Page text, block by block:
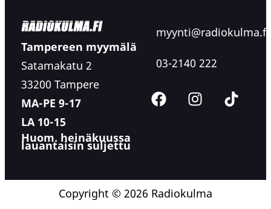
Tampereen myymälä
Satamakatu 2
33200 Tampere
MA-PE 9-17
LA 10-15
Huom. heinäkuussa
lauantaisin suljettu
myynti@radiokulma.fi
03-2140 222
Copyright © 2026 Radiokulma